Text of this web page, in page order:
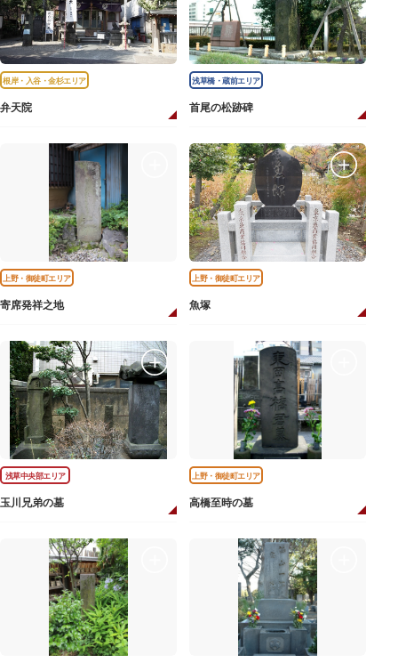
根岸・入谷・金杉エリア
弁天院
浅草橋・蔵前エリア
首尾の松跡碑
上野・御徒町エリア
寄席発祥之地
上野・御徒町エリア
魚塚
浅草中央部エリア
玉川兄弟の墓
上野・御徒町エリア
高橋至時の墓